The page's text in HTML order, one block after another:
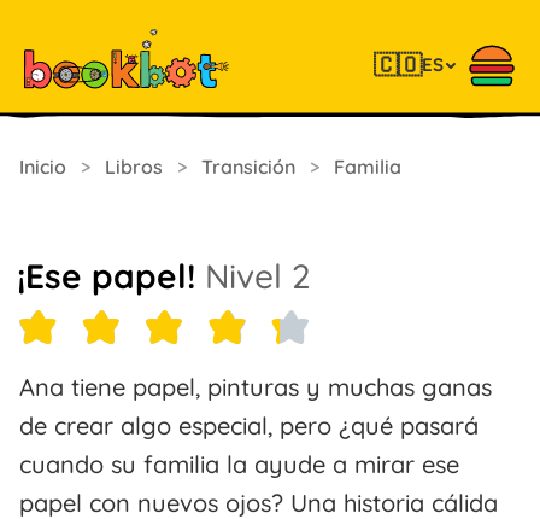
🇨🇴ES
Inicio > Libros > Transición > Familia
¡Ese papel! Nivel 2
Ana tiene papel, pinturas y muchas ganas
de crear algo especial, pero ¿qué pasará
cuando su familia la ayude a mirar ese
papel con nuevos ojos? Una historia cálida